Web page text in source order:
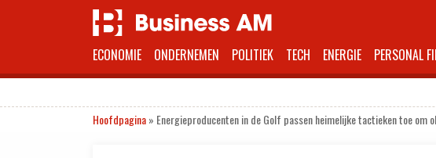
ECONOMIE ONDERNEMEN POLITIEK TECH ENERGIE PERSONAL
Hoofdpagina» Energieproducenten in de Golf passen heimelijke tactieken toe om